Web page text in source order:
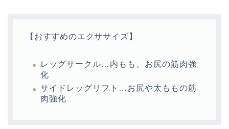
【おすすめのエクササイズ】
レッグサークル…内もも、お尻の筋肉強
化
サイドレッグリフト…お尻や太ももの筋
肉強化